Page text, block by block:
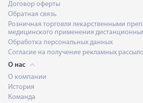
Договор оферты
Обратная связь
Розничная торговля лекарственными
медицинского применения
Обработка персональных данных
Согласие на получение рекламных
О нас
О компании
История
Команда